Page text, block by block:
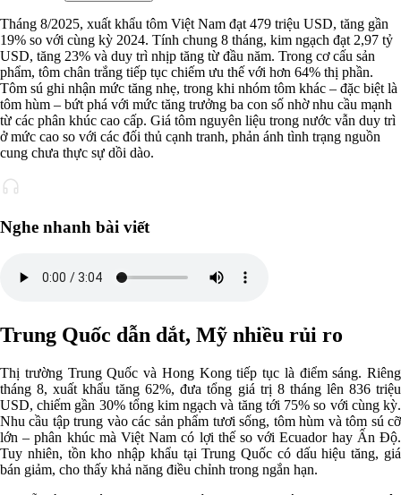
Tháng 8/2025, xuất khẩu tôm Việt Nam đạt 479 triệu USD, tăng gần
19% so với cùng kỳ 2024. Tính chung 8 tháng, kim ngạch đạt 2,97 tỷ
USD, tăng 23% và duy trì nhịp tăng từ đầu năm. Trong cơ cấu sản
phẩm, tôm chân trắng tiếp tục chiếm ưu thế với hơn 64% thị phần.
Tôm sú ghi nhận mức tăng nhẹ, trong khi nhóm tôm khác – đặc biệt là
tôm hùm – bứt phá với mức tăng trưởng ba con số nhờ nhu cầu mạnh
từ các phân khúc cao cấp. Giá tôm nguyên liệu trong nước vẫn duy trì
ở mức cao so với các đối thủ cạnh tranh, phản ánh tình trạng nguồn
cung chưa thực sự dồi dào.
Nghe nhanh bài viết
Trung Quốc dẫn dắt, Mỹ nhiều rủi ro
Thị trường Trung Quốc và Hong Kong tiếp tục là điểm sáng. Riêng
tháng 8, xuất khẩu tăng 62%, đưa tổng giá trị 8 tháng lên 836 triệu
USD, chiếm gần 30% tổng kim ngạch và tăng tới 75% so với cùng kỳ.
Nhu cầu tập trung vào các sản phẩm tươi sống, tôm hùm và tôm sú cỡ
lớn – phân khúc mà Việt Nam có lợi thế so với Ecuador hay Ấn Độ.
Tuy nhiên, tồn kho nhập khẩu tại Trung Quốc có dấu hiệu tăng, giá
bán giảm, cho thấy khả năng điều chỉnh trong ngắn hạn.